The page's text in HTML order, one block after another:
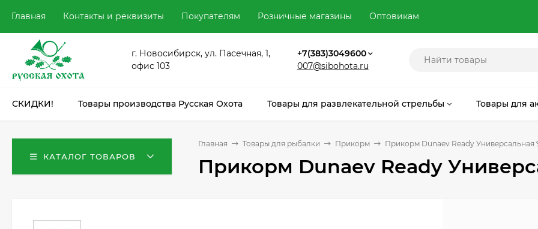
Главная Контакты и реквизиты Покупателям Розничные магазины Оптовикам
г. Новосибирск, ул. Пасечная, 1,
офис 103
+7(383)3049600
007@sibohota.ru
СКИДКИ! Товары производства Русская Охота Товары для развлекательной стрельбы Товары для
КАТАЛОГ ТОВАРОВ
Главная Товары для рыбалки Прикорм Прикорм Dunaev Ready Универсальная
Прикорм Dunaev Ready